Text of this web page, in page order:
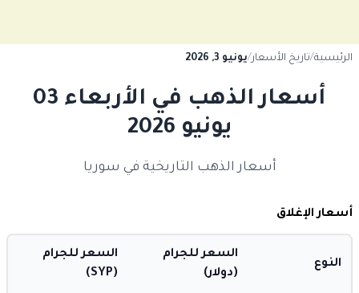
الرئيسية/تاريخ الأسعار/يونيو 3, 2026
أسعار الذهب في الأربعاء 03
يونيو 2026
أسعار الذهب التاريخية في سوريا
أسعار الإغلاق
النوع
السعر للجرام
(دولار)
السعر للجرام
(SYP)